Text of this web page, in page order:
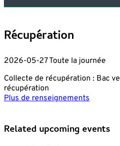
Récupération
2026-05-27 Toute la journée
Collecte de récupération : Bac
récupération
Plus de renseignements
Related upcoming events